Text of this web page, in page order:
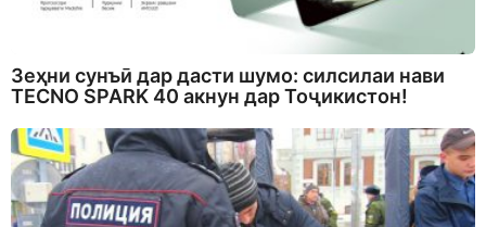
Зеҳни сунъӣ дар дасти шумо: силсилаи нави
TECNO SPARK 40 акнун дар Тоҷикистон!